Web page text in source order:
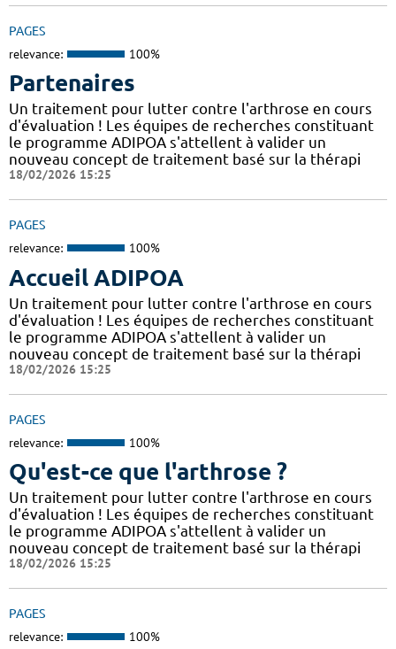
PAGES
relevance: 100%
Partenaires
Un traitement pour lutter contre l'arthrose en cours
d'évaluation ! Les équipes de recherches constituant
le programme ADIPOA s'attellent à valider un
nouveau concept de traitement basé sur la thérapi
18/02/2026 15:25
PAGES
relevance: 100%
Accueil ADIPOA
Un traitement pour lutter contre l'arthrose en cours
d'évaluation ! Les équipes de recherches constituant
le programme ADIPOA s'attellent à valider un
nouveau concept de traitement basé sur la thérapi
18/02/2026 15:25
PAGES
relevance: 100%
Qu'est-ce que l'arthrose ?
Un traitement pour lutter contre l'arthrose en cours
d'évaluation ! Les équipes de recherches constituant
le programme ADIPOA s'attellent à valider un
nouveau concept de traitement basé sur la thérapi
18/02/2026 15:25
PAGES
relevance: 100%